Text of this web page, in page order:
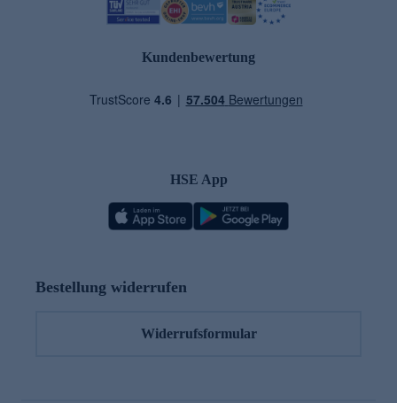
Kundenbewertung
HSE App
Bestellung widerrufen
Widerrufsformular